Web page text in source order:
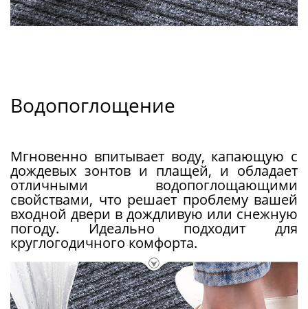
Водопоглощение
Мгновенно впитывает воду, капающую с
дождевых зонтов и плащей, и обладает
отличными водопоглощающими
свойствами, что решает проблему вашей
входной двери в дождливую или снежную
погоду. Идеально подходит для
круглогодичного комфорта.